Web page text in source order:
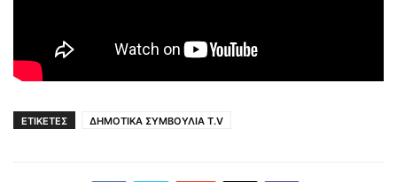
ΕΤΙΚΕΤΕΣ ΔΗΜΟΤΙΚΑ ΣΥΜΒΟΥΛΙΑ T.V